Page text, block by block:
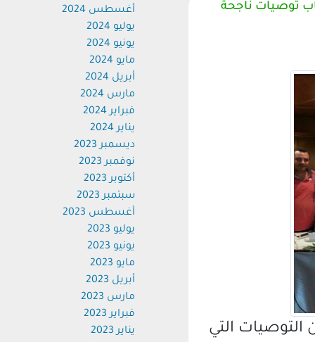
توصيات ناجحة
التي
أغسطس 2024
يوليو 2024
يونيو 2024
مايو 2024
أبريل 2024
مارس 2024
فبراير 2024
يناير 2024
ديسمبر 2023
نوفمبر 2023
أكتوبر 2023
سبتمبر 2023
أغسطس 2023
يوليو 2023
يونيو 2023
مايو 2023
أبريل 2023
مارس 2023
فبراير 2023
يناير 2023